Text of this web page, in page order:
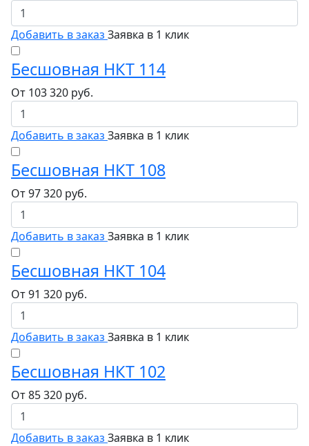
Добавить в заказ Заявка в 1 клик
Бесшовная НКТ 114
От 103 320 руб.
Добавить в заказ Заявка в 1 клик
Бесшовная НКТ 108
От97 320 руб.
Добавить в заказ Заявка в 1 клик
Бесшовная НКТ 104
От91 320 руб.
Добавить в заказ Заявка в 1 клик
Бесшовная НКТ 102
От85 320 руб.
Добавить в заказ Заявка в 1 клик